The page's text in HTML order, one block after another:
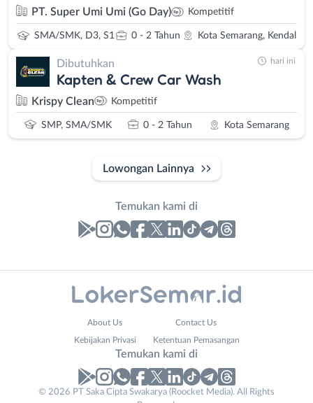
PT. Super Umi Umi (Go Day) Kompetitif
SMA/SMK, D3, S1 0 - 2 Tahun Kota Semarang, Kendal
Dibutuhkan
Kapten & Crew Car Wash
Krispy Clean Kompetitif
SMP, SMA/SMK 0 - 2 Tahun Kota Semarang
hari ini
Lowongan Lainnya
Temukan kami di
No. Telp /
About Us Contact Us
Kebijakan Privasi Ketentuan Pemasangan
Temukan kami di
© 2026 PT Saka Cipta Swakarya (Roocket Media). All Rights